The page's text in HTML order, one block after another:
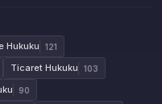
Hukuku 121
Ticaret Hukuku 103
90